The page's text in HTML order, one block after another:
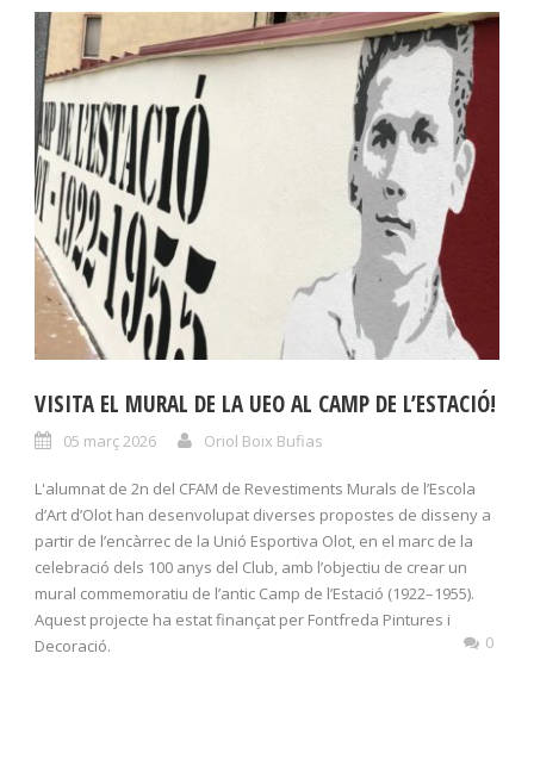
VISITA EL MURAL DE LA UEO AL CAMP DE L’ESTACIÓ!
05 març 2026 Oriol Boix Bufias
L'alumnat de 2n del CFAM de Revestiments Murals de l’Escola
d’Art d’Olot han desenvolupat diverses propostes de disseny a
partir de l’encàrrec de la Unió Esportiva Olot, en el marc de la
celebració dels 100 anys del Club, amb l’objectiu de crear un
mural commemoratiu de l’antic Camp de l’Estació (1922–1955).
Aquest projecte ha estat finançat per Fontfreda Pintures i
Decoració.
0